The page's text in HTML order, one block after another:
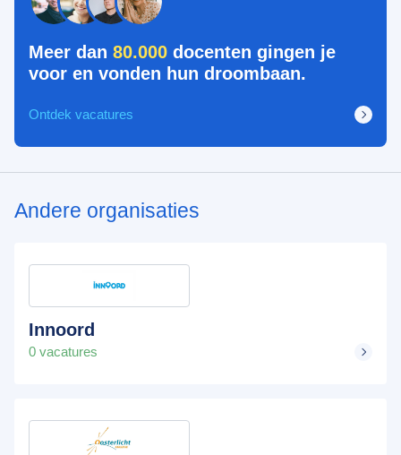
Meer dan 80.000 docenten gingen je
voor en vonden hun droombaan.
Ontdek vacatures
Andere organisaties
Innoord
0 vacatures